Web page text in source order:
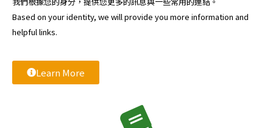
Based on your identity, we will provide you more information and
helpful links.
Learn More